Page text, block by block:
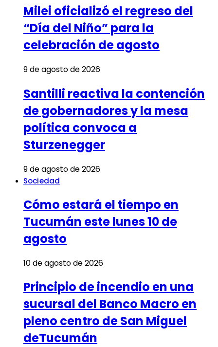
Milei oficializó el regreso del
“Día del Niño” para la
celebración de agosto
9 de agosto de 2026
Santilli reactiva la contención
de gobernadores y la mesa
política convoca a
Sturzenegger
9 de agosto de 2026
Sociedad
Cómo estará el tiempo en
Tucumán este lunes 10 de
agosto
10 de agosto de 2026
Principio de incendio en una
sucursal del Banco Macro en
pleno centro de San Miguel
deTucumán